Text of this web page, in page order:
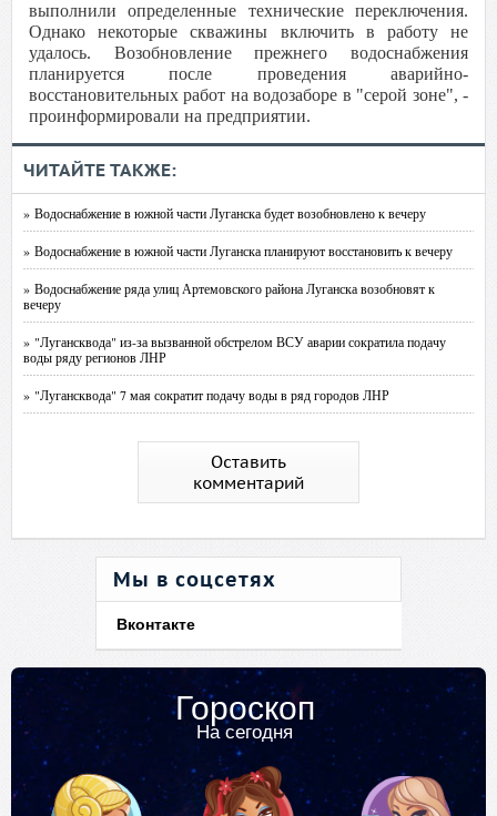
выполнили определенные технические переключения.
Однако некоторые скважины включить в работу не
удалось. Возобновление прежнего водоснабжения
планируется после проведения аварийно-
восстановительных работ на водозаборе в "серой зоне", -
проинформировали на предприятии.
ЧИТАЙТЕ ТАКЖЕ:
» Водоснабжение в южной части Луганска будет возобновлено к вечеру
» Водоснабжение в южной части Луганска планируют восстановить к вечеру
» Водоснабжение ряда улиц Артемовского района Луганска возобновят к
вечеру
» "Лугансквода" из-за вызванной обстрелом ВСУ аварии сократила подачу
воды ряду регионов ЛНР
» "Лугансквода" 7 мая сократит подачу воды в ряд городов ЛНР
Оставить
комментарий
Мы в соцсетях
Вконтакте
Гороскоп
На сегодня